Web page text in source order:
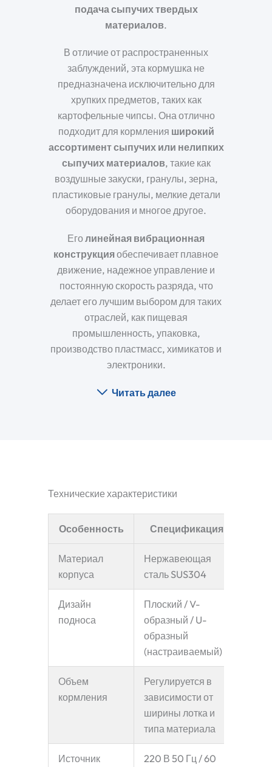
подача сыпучих твердых
материалов.
В отличие от распространенных
заблуждений, эта кормушка не
предназначена исключительно для
хрупких предметов, таких как
картофельные чипсы. Она отлично
подходит для кормления широкий
ассортимент сыпучих или нелипких
сыпучих материалов, такие как
воздушные закуски, гранулы, зерна,
пластиковые гранулы, мелкие детали
оборудования и многое другое.
Еголинейная вибрационная
конструкцияобеспечивает плавное
движение, надежное управление и
постоянную скорость разряда, что
делает его лучшим выбором для таких
отраслей, как пищевая
промышленность, упаковка,
производство пластмасс, химикатов и
электроники.
Читать далее
Технические характеристики
Особенность Спецификация
Материал
корпуса
Нержавеющая
сталь SUS304
Дизайн
подноса
Плоский / V-
образный / U-
образный
(настраиваемый)
Объем
кормления
Регулируется в
зависимости от
ширины лотка и
типа материала
Источник
220 В 50 Гц / 60